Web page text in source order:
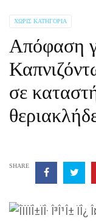
ΧΩΡΊΣ ΚΑΤΗΓΟΡΊΑ
Απόφαση
σε
SHARE